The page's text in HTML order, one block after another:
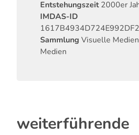
Entstehungszeit 2000er
IMDAS-ID
Sammlung Visuelle Medien
Medien
weiterführende